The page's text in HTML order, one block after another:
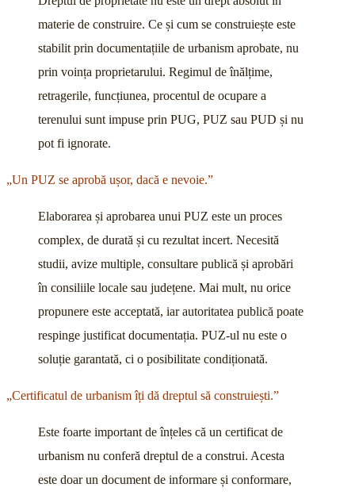
materie de construire. Ce și cum se construiește este
stabilit prin documentațiile de urbanism aprobate, nu
prin voința proprietarului. Regimul de înălțime,
retragerile, funcțiunea, procentul de ocupare a
terenului sunt impuse prin PUG, PUZ sau PUD și nu
pot fi ignorate.
„Un PUZ se aprobă ușor, dacă e nevoie.”
Elaborarea și aprobarea unui PUZ este un proces
complex, de durată și cu rezultat incert. Necesită
studii, avize multiple, consultare publică și aprobări
în consiliile locale sau județene. Mai mult, nu orice
propunere este acceptată, iar autoritatea publică poate
respinge justificat documentația. PUZ-ul nu este o
soluție garantată, ci o posibilitate condiționată.
„Certificatul de urbanism îți dă dreptul să construiești.”
Este foarte important de înțeles că un certificat de
urbanism nu conferă dreptul de a construi. Acesta
este doar un document de informare și conformare,